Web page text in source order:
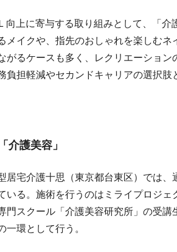
上に寄与する取り組みとして、「介
メイクや、指先のおしゃれを楽しむ
がるケースも多く、レクリエーショ
負担軽減やセカンドキャリアの選択肢
介護美容」
宅介護十思（東京都台東区）では、
いる。施術を行うのはミライプロジェ
門スクール「介護美容研究所」の受講
一環として行う。